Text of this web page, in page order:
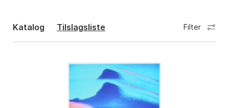
Katalog Tilslagsliste Filter